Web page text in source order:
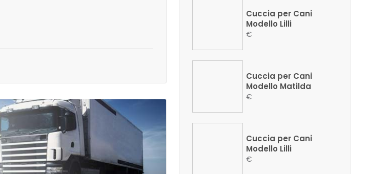
Cuccia per Cani
Modello Lilli
€
Cuccia per Cani
Modello Matilda
€
Cuccia per Cani
Modello Lilli
€